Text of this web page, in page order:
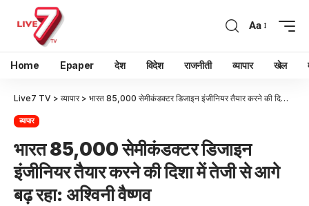
Aa
Home Epaper देश विदेश राजनीती व्यापार खेल
Live7 TV > व्यापार> भारत 85,000 सेमीकंडक्टर डिजाइन इंजीनियर तैयार करने की दिशा में तेजी से आगे बढ़ रहा: अश्विनी वैष्णव
व्यापार
भारत 85,000 सेमीकंडक्टर डिजाइन
इंजीनियर तैयार करने की दिशा में तेजी से आगे
बढ़ रहा: अश्विनी वैष्णव